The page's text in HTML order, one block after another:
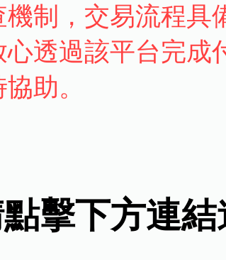
制，交易流程具
心透過該平台完成
助。
點擊下方連